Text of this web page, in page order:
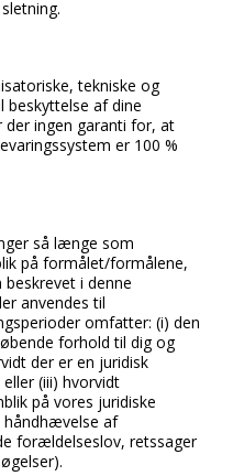
tekniske og
beskyttelse af dine
ingen garanti for, at
er 100 %
så længe som
på formålet/formålene,
i denne
anvendes til
omfatter: (i) den
forhold til dig og
der er en juridisk
(iii) hvorvidt
på vores juridiske
håndhævelse af
forældelseslov, retssager